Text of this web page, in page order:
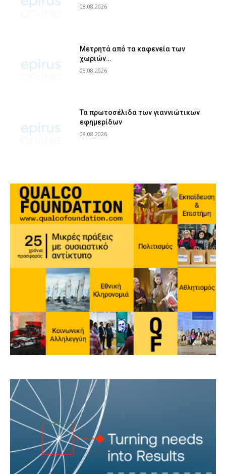
08.08.2026
Μετρητά από τα καφενεία των
χωριών…
08.08.2026
Τα πρωτοσέλιδα των γιαννιώτικων
εφημερίδων
08.08.2026